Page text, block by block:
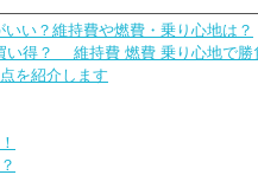
い？維持費や燃費・乗り心地は？
い得？ 維持費 燃費 乗り心地で勝
を紹介します